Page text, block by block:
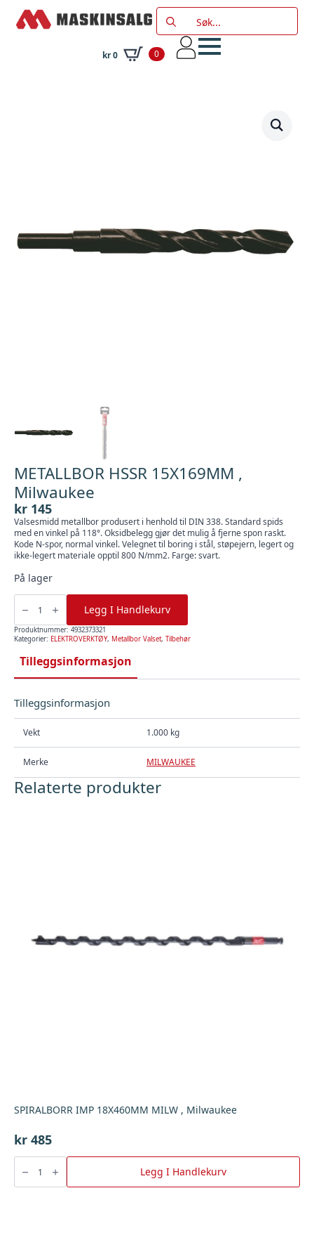
Search
for:
kr0 0
METALLBOR HSSR 15X169MM ,
Milwaukee
kr 145
Valsesmidd metallbor produsert i henhold til DIN 338. Standard spids
med en vinkel på 118°. Oksidbelegg gjør det mulig å fjerne spon raskt.
Kode N-spor, normal vinkel. Velegnet til boring i stål, støpejern, legert og
ikke-legert materiale opptil 800 N/mm2. Farge: svart.
På lager
METALLBOR
15X169MM
,
Milwaukee
antall
Legg I Handlekurv
Produktnummer: 4932373321
Kategorier: ELEKTROVERKTØY, Metallbor Valset, Tilbehør
Tilleggsinformasjon
Tilleggsinformasjon
Vekt 1.000 kg
Merke MILWAUKEE
Relaterte produkter
SPIRALBORR IMP 18X460MM MILW , Milwaukee
kr 485
SPIRALBORR
18X460MM
MILW
Legg I Handlekurv